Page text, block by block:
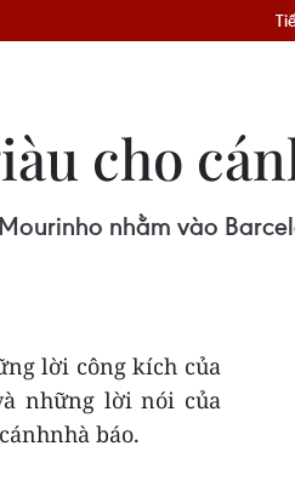
cho
nhằm vào
lời công kích của
những lời nói của
báo.